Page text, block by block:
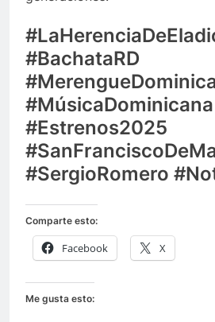
#BachataRD
#MúsicaDominicana
#Estrenos2025
#SergioRomero
Comparte esto:
Facebook X
Me gusta esto: